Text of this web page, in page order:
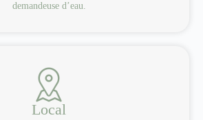
demandeuse d’eau.
Local